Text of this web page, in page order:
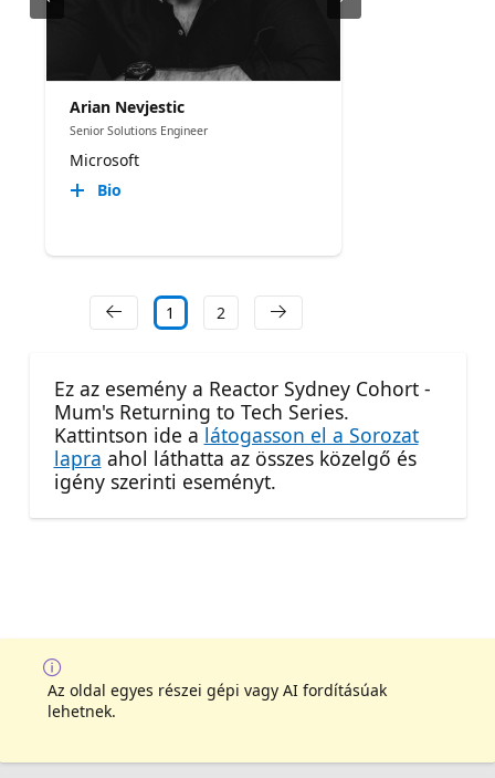
Arian Nevjestic
Senior Solutions Engineer
Microsoft
Bio
1 2
Ez az esemény a Reactor Sydney Cohort -
Mum's Returning to Tech Series.
Kattintson ide a látogasson el a Sorozat
lapra ahol láthatta az összes közelgő és
igény szerinti eseményt.
Az oldal egyes részei gépi vagy AI fordításúak
lehetnek.